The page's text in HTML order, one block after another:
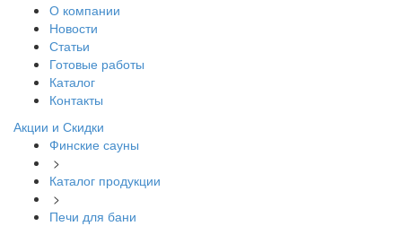
О компании
Новости
Статьи
Готовые работы
Каталог
Контакты
Акции и Скидки
Финские сауны
>
Каталог продукции
>
Печи для бани